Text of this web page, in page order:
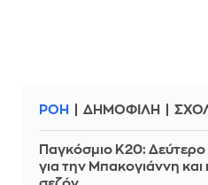
ΡΟΗ ΔΗΜΟΦΙΛΗ
Παγκόσμιο Κ20:
για την Μπακογιάννη και